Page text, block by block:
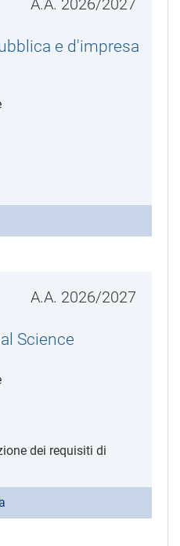
A.A. 2026/2027
e d'impresa
A.A. 2026/2027
Science
dei requisiti di